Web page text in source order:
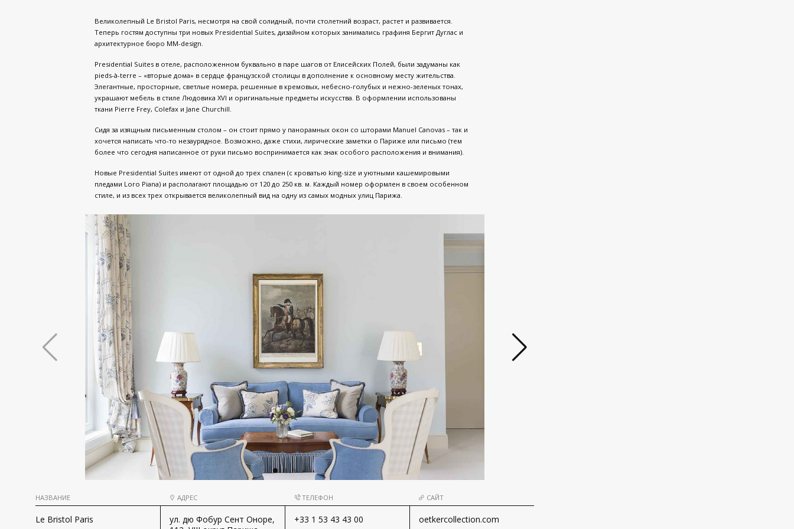
Великолепный Le Bristol Paris, несмотря на свой солидный, почти столетний возраст, растет и развивается.
Теперь гостям доступны три новых Presidential Suites, дизайном которых занимались графиня Бергит Дуглас и
архитектурное бюро MM-design.
Presidential Suites в отеле, расположенном буквально в паре шагов от Елисейских Полей, были задуманы как
pieds-à-terre – «вторые дома» в сердце французской столицы в дополнение к основному месту жительства.
Элегантные, просторные, светлые номера, решенные в кремовых, небесно-голубых и нежно-зеленых тонах,
украшают мебель в стиле Людовика XVI и оригинальные предметы искусства. В оформлении использованы
ткани Pierre Frey, Colefax и Jane Churchill.
Сидя за изящным письменным столом – он стоит прямо у панорамных окон со шторами Manuel Canovas – так и
хочется написать что-то незаурядное. Возможно, даже стихи, лирические заметки о Париже или письмо (тем
более что сегодня написанное от руки письмо воспринимается как знак особого расположения и внимания).
Новые Presidential Suites имеют от одной до трех спален (с кроватью king-size и уютными кашемировыми
пледами Loro Piana) и располагают площадью от 120 до 250 кв. м. Каждый номер оформлен в своем особенном
стиле, и из всех трех открывается великолепный вид на одну из самых модных улиц Парижа.
НАЗВАНИЕ АДРЕС ТЕЛЕФОН САЙТ
Le Bristol Paris
ул. дю Фобур Сент Оноре,
+33 1 53 43 43 00 oetkercollection.com